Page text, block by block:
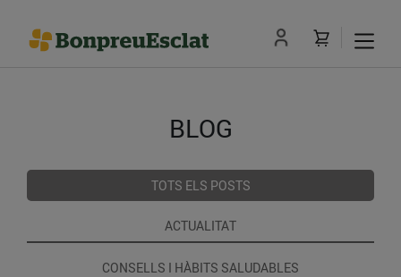
BLOG
TOTS ELS POSTS
ACTUALITAT
CONSELLS I HÀBITS SALUDABLES